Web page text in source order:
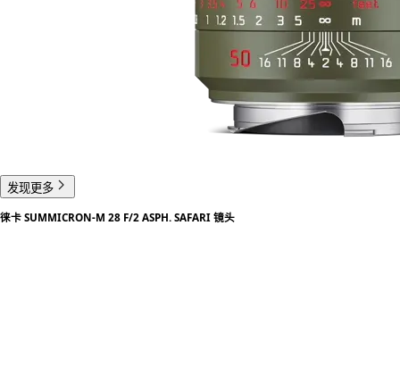
发现更多
徕卡 SUMMICRON-M 28 F/2 ASPH. SAFARI 镜头